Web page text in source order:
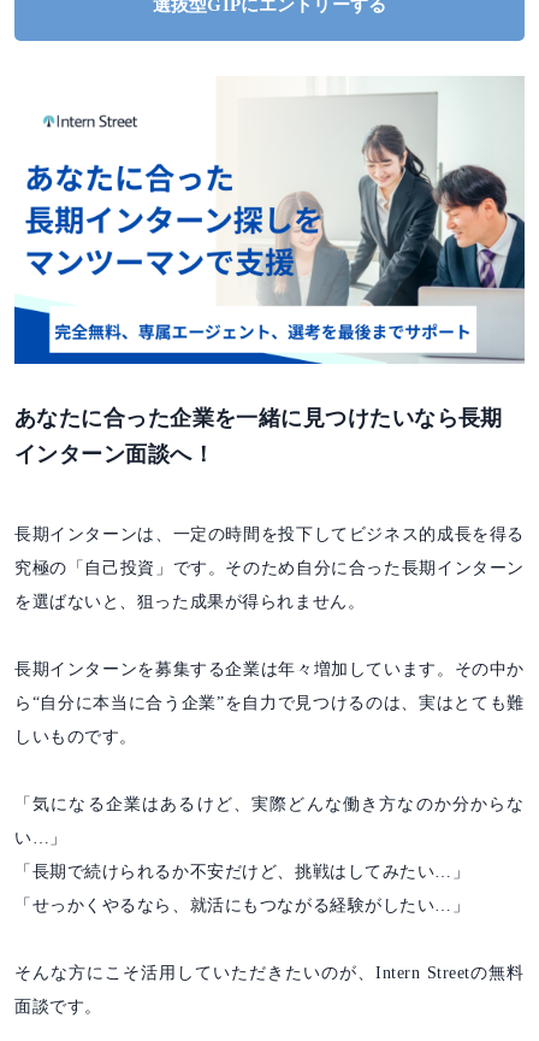
選抜型GIPにエントリーする
あなたに合った企業を一緒に見つけたいなら長期
インターン面談へ！
長期インターンは、一定の時間を投下してビジネス的成長を得る
究極の「自己投資」です。そのため自分に合った長期インターン
を選ばないと、狙った成果が得られません。
長期インターンを募集する企業は年々増加しています。その中か
ら“自分に本当に合う企業”を自力で見つけるのは、実はとても難
しいものです。
「気になる企業はあるけど、実際どんな働き方なのか分からな
い…」
「長期で続けられるか不安だけど、挑戦はしてみたい…」
「せっかくやるなら、就活にもつながる経験がしたい…」
そんな方にこそ活用していただきたいのが、Intern Streetの無料
面談です。